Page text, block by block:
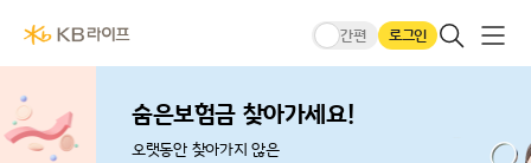
KB라이프생명메인 큰글씨모드
간편 로그인 검색 레이어
전체
숨은보험금 찾아가세요!
오랫동안 찾아가지 않은